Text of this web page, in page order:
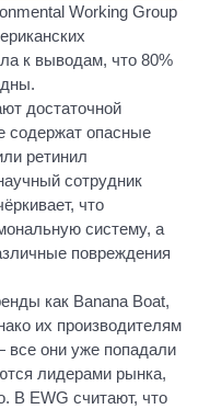
Working Group
к выводам, что 80%
достаточной
содержат опасные
ретинил
сотрудник
что
систему, а
повреждения
как Banana Boat,
их производителям
все они уже попадали
лидерами рынка,
В EWG считают, что